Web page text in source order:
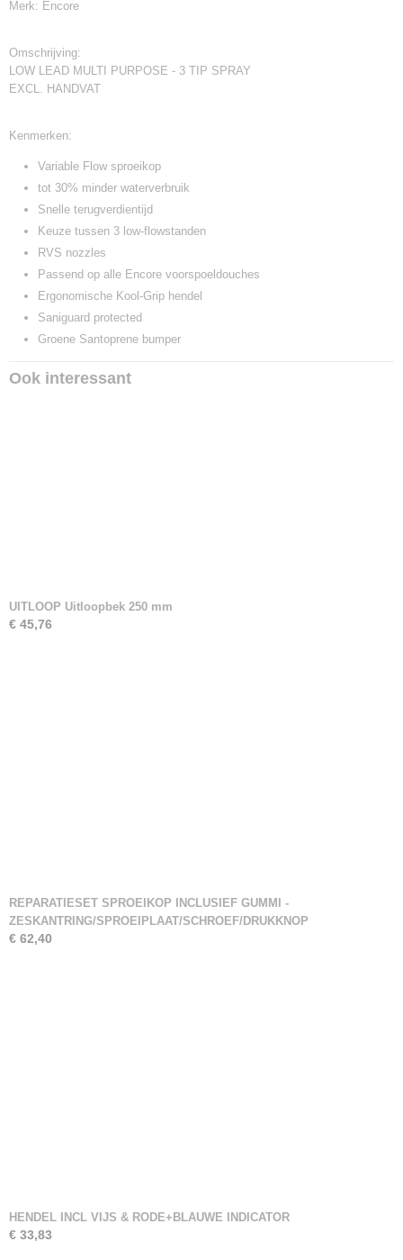
Merk: Encore
Omschrijving:
LOW LEAD MULTI PURPOSE - 3 TIP SPRAY
EXCL. HANDVAT
Kenmerken:
Variable Flow sproeikop
tot 30% minder waterverbruik
Snelle terugverdientijd
Keuze tussen 3 low-flowstanden
RVS nozzles
Passend op alle Encore voorspoeldouches
Ergonomische Kool-Grip hendel
Saniguard protected
Groene Santoprene bumper
Ook interessant
UITLOOP Uitloopbek 250 mm
€ 45,76
REPARATIESET SPROEIKOP INCLUSIEF GUMMI -
ZESKANTRING/SPROEIPLAAT/SCHROEF/DRUKKNOP
€ 62,40
HENDEL INCL VIJS & RODE+BLAUWE INDICATOR
€ 33,83